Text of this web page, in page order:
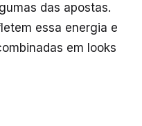
das apostas.
essa energia e
em looks